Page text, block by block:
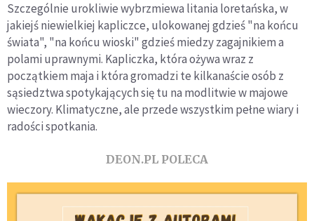
Szczególnie urokliwie wybrzmiewa litania loretańska, w
jakiejś niewielkiej kapliczce, ulokowanej gdzieś "na końcu
świata", "na końcu wioski" gdzieś miedzy zagajnikiem a
polami uprawnymi. Kapliczka, która ożywa wraz z
początkiem maja i która gromadzi te kilkanaście osób z
sąsiedztwa spotykających się tu na modlitwie w majowe
wieczory. Klimatyczne, ale przede wszystkim pełne wiary i
radości spotkania.
DEON.PL POLECA